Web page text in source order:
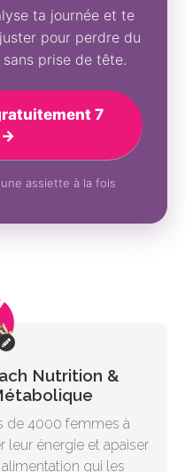
ta journée et te
pour perdre du
prise de tête.
7
→
assiette à la fois
Nutrition &
de 4000 femmes à
leur énergie et apaiser
qui les